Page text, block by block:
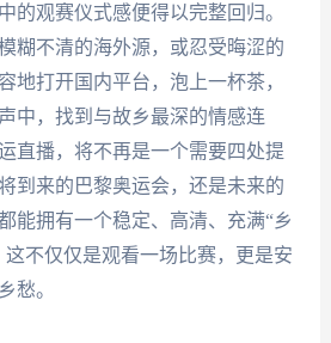
的观赛仪式感便得以完整回归。
糊不清的海外源，或忍受晦涩的
地打开国内平台，泡上一杯茶，
中，找到与故乡最深的情感连
直播，将不再是一个需要四处提
到来的巴黎奥运会，还是未来的
能拥有一个稳定、高清、充满“乡
这不仅仅是观看一场比赛，更是安
愁。